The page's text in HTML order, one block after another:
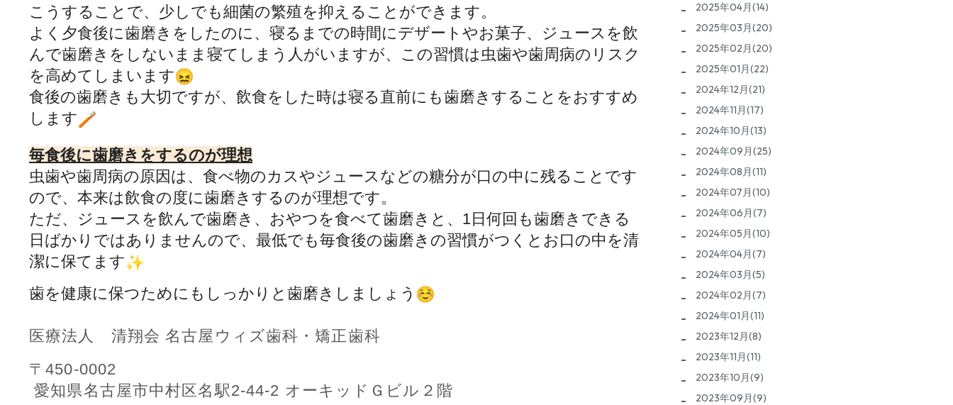
こうすることで、少しでも細菌の繁殖を抑えることができます。
よく夕食後に歯磨きをしたのに、寝るまでの時間にデザートやお菓子、 ジュースを飲
んで歯磨きをしないまま寝てしまう人がいますが、 この習慣は虫歯や歯周病のリスク
を高めてしまいます
食後の歯磨きも大切ですが、飲食をした時は寝る直前にも歯磨きすることをおすすめ
します
毎食後に歯磨きをするのが理想
虫歯や歯周病の原因は、食べ物のカスやジュースなどの糖分が口の中に残ることです
ので、本来は飲食の度に歯磨きするのが理想です。
ただ、ジュースを飲んで歯磨き、おやつを食べて歯磨きと、 1日何回も歯磨きできる
日ばかりではありませんので、最低でも毎食後の歯磨きの習慣がつくとお口の中を清
潔に保てます
歯を健康に保つためにもしっかりと歯磨きしましょう
医療法人 清翔会 名古屋ウィズ歯科・矯正歯科
〒450-0002
愛知県名古屋市中村区名駅2-44-2 オーキッドＧビル２階
2025年04月(14)
2025年03月(20)
2025年02月(20)
2025年01月(22)
2024年12月(21)
2024年11月(17)
2024年10月(13)
2024年09月(25)
2024年08月(11)
2024年07月(10)
2024年06月(7)
2024年05月(10)
2024年04月(7)
2024年03月(5)
2024年02月(7)
2024年01月(11)
2023年12月(8)
2023年11月(11)
2023年10月(9)
2023年09月(9)